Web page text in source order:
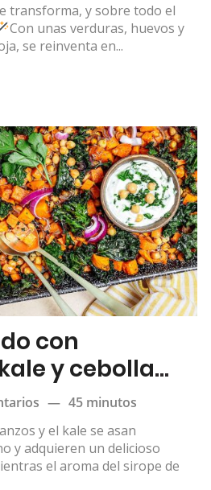
transforma, y sobre todo el
Con unas verduras, huevos y
se reinventa en...
con
y cebolla
— 45 minutos
y el kale se asan
y adquieren un delicioso
el aroma del sirope de